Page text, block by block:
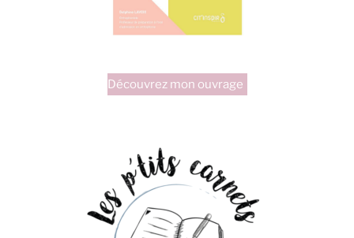
Découvrez mon ouvrage